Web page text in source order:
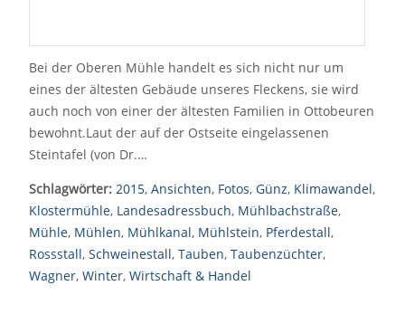
Bei der Oberen Mühle handelt es sich nicht nur um
eines der ältesten Gebäude unseres Fleckens, sie wird
auch noch von einer der ältesten Familien in Ottobeuren
bewohnt.Laut der auf der Ostseite eingelassenen
Steintafel (von Dr.…
Schlagwörter: 2015, Ansichten, Fotos, Günz, Klimawandel,
Klostermühle, Landesadressbuch, Mühlbachstraße,
Mühle, Mühlen, Mühlkanal, Mühlstein, Pferdestall,
Rossstall, Schweinestall, Tauben, Taubenzüchter,
Wagner, Winter, Wirtschaft & Handel